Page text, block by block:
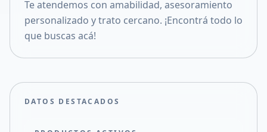
Te atendemos con amabilidad, asesoramiento
personalizado y trato cercano. ¡Encontrá todo lo
que buscas acá!
DATOS DESTACADOS